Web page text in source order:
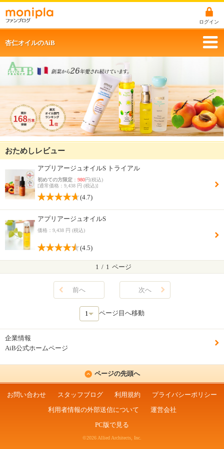
ログイン
杏仁オイルのAiB
おためしレビュー
アプリアージュオイルS トライアル
初めての方限定 ： 980円(税込)
[通常価格：9,438 円 (税込)]
(4.7)
アプリアージュオイルS
価格：9,438 円 (税込)
(4.5)
1 / 1 ページ
前へ 次へ
ページ目へ移動
企業情報
AiB公式ホームページ
ページの先頭へ
お問い合わせ スタッフブログ 利用規約
プライバシーポリシー
利用者情報の外部送信について
運営会社
PC版で見る
©2026 Allied Architects, Inc.